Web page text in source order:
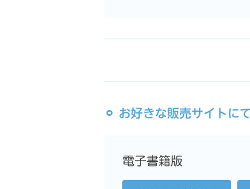
⚪︎ お好きな販売サイトに
電子書籍版